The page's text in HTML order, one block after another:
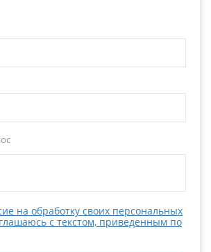
на обработку своих персональных
с текстом, приведенным по